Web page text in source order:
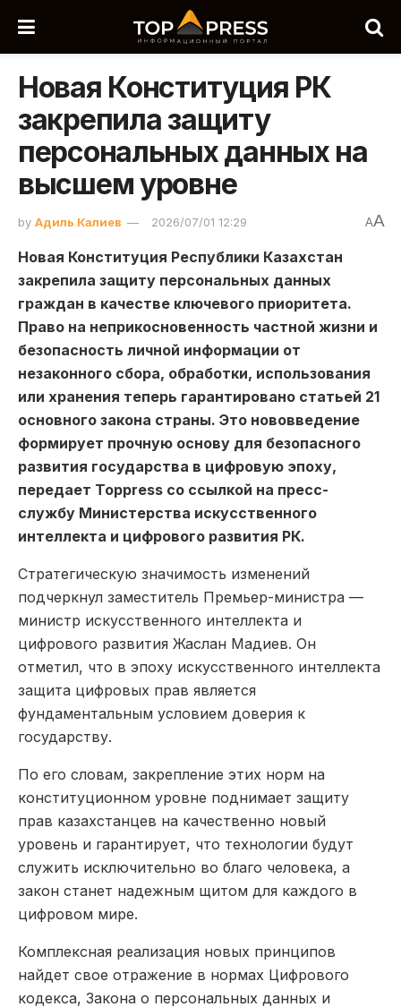
Новая Конституция РК
закрепила защиту
персональных данных на
высшем уровне
by Адиль Калиев 2026/07/01 12:29 AA
Новая Конституция Республики Казахстан
закрепила защиту персональных данных
граждан в качестве ключевого приоритета.
Право на неприкосновенность частной жизни и
безопасность личной информации от
незаконного сбора, обработки, использования
или хранения теперь гарантировано статьей 21
основного закона страны. Это нововведение
формирует прочную основу для безопасного
развития государства в цифровую эпоху,
передает Toppress со ссылкой на пресс-
службу Министерства искусственного
интеллекта и цифрового развития РК.
Стратегическую значимость изменений
подчеркнул заместитель Премьер-министра —
министр искусственного интеллекта и
цифрового развития Жаслан Мадиев. Он
отметил, что в эпоху искусственного интеллекта
защита цифровых прав является
фундаментальным условием доверия к
государству.
По его словам, закрепление этих норм на
конституционном уровне поднимает защиту
прав казахстанцев на качественно новый
уровень и гарантирует, что технологии будут
служить исключительно во благо человека, а
закон станет надежным щитом для каждого в
цифровом мире.
Комплексная реализация новых принципов
найдет свое отражение в нормах Цифрового
кодекса, Закона о персональных данных и